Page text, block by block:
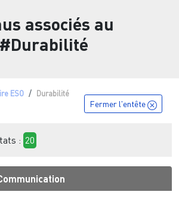
associés au
#Durabilité
ESO Durabilité
Fermer l'entête
: 20